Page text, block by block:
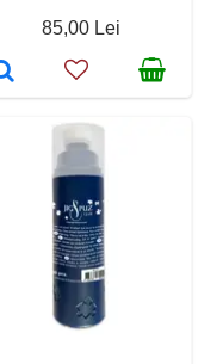
85,00 Lei